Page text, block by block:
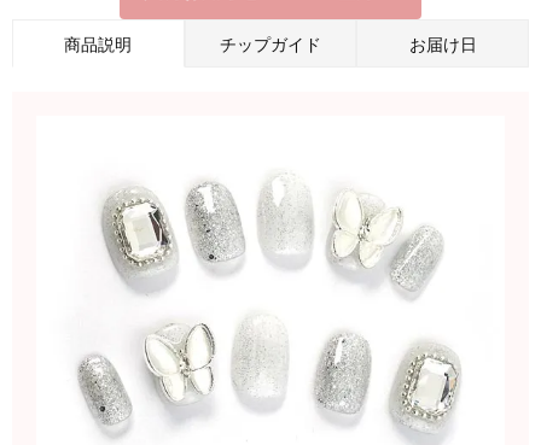
商品説明 チップガイド お届け日